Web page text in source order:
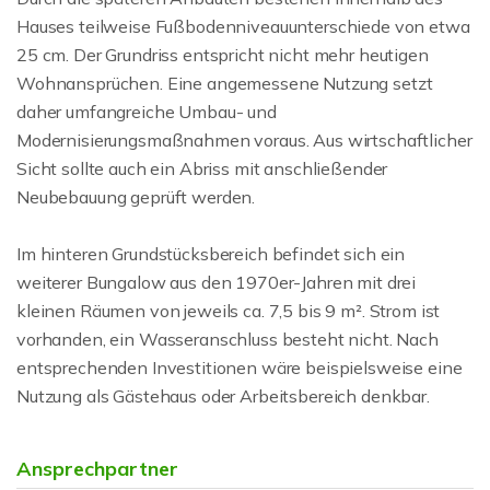
Hauses teilweise Fußbodenniveauunterschiede von etwa
25 cm. Der Grundriss entspricht nicht mehr heutigen
Wohnansprüchen. Eine angemessene Nutzung setzt
daher umfangreiche Umbau- und
Modernisierungsmaßnahmen voraus. Aus wirtschaftlicher
Sicht sollte auch ein Abriss mit anschließender
Neubebauung geprüft werden.
Im hinteren Grundstücksbereich befindet sich ein
weiterer Bungalow aus den 1970er-Jahren mit drei
kleinen Räumen von jeweils ca. 7,5 bis 9 m². Strom ist
vorhanden, ein Wasseranschluss besteht nicht. Nach
entsprechenden Investitionen wäre beispielsweise eine
Nutzung als Gästehaus oder Arbeitsbereich denkbar.
Ansprechpartner